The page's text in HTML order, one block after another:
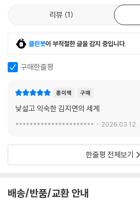
리뷰 1
클린봇이 부적절한 글을 감지 중입니다.
구매한줄평
종이책 구매
낯설고 익숙한 김지연의 세계
********************** 2026.03.12.
한줄평 전체보기
배송/반품/교환 안내